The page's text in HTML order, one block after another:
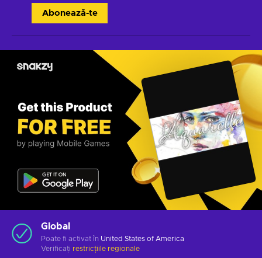
Abonează-te
Global
Poate fi activat în United States of America
Verificați restricțiile regionale